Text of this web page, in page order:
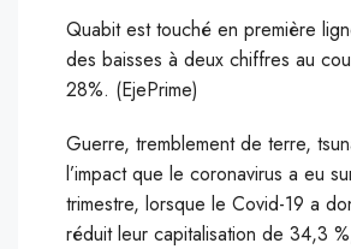
Quabit est touché en première
des baisses à deux chiffres au
28%. (EjePrime)
Guerre, tremblement de terre,
l’impact que le coronavirus a eu
trimestre, lorsque le Covid-19 a
réduit leur capitalisation de 34,3